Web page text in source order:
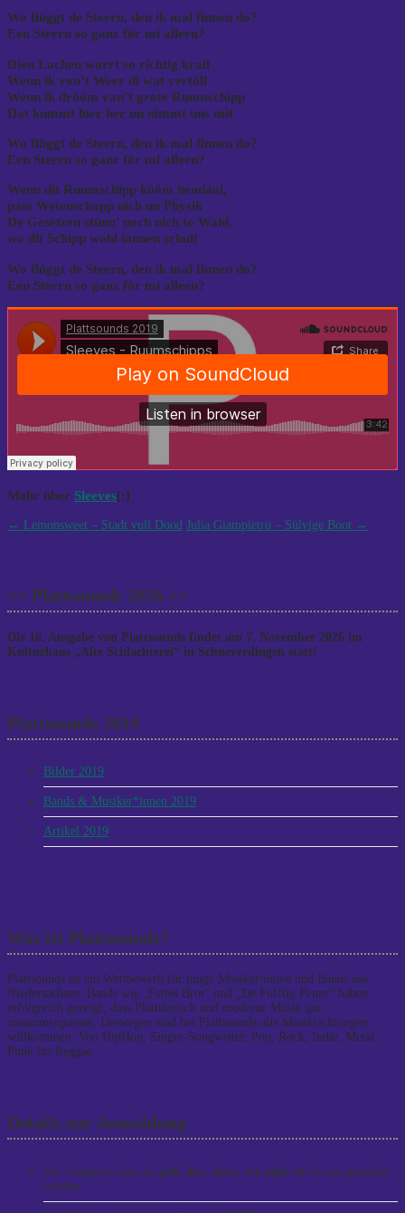
Wo flüggt de Steern, den ik mal finnen do?
Een Steern so ganz för mi alleen?
Dien Lachen worrt so richtig krall
Wenn ik von’t Weer di wat vertöll
Wenn ik drööm van’t grote Ruumschipp
Dat kummt hier her un nimmt uns mit
Wo flüggt de Steern, den ik mal finnen do?
Een Steern so ganz för mi alleen?
Wenn dit Ruumschipp kööm hendaal,
pass Wetenschapp nich un Physik
De Gesetzen stünn’ noch nich to Wahl,
wo dit Schipp wohl lannen schull
Wo flüggt de Steern, den ik mal finnen do?
Een Steern so ganz för mi alleen?
Mehr über Sleeves[:]
Post
← Lemonsweet – Stadt vull Dood Julia Giampietro – Sülvige Boot →
++ Plattsounds 2026 ++
Die 16. Ausgabe von Plattsounds findet am 7. November 2026 im
Kulturhaus „Alte Schlachterei“ in Schneverdingen statt!
Plattsounds 2019
Bilder 2019
Bands & Musiker*innen 2019
Artikel 2019
Was ist Plattsounds?
Plattsounds ist ein Wettbewerb für junge Musiker/innen und Bands aus
Niedersachsen. Bands wie „Fettes Brot“ und „De Fofftig Penns“ haben
erfolgreich gezeigt, dass Plattdeutsch und moderne Musik gut
zusammenpassen. Deswegen sind bei Plattsounds alle Musikrichtungen
willkommen: Von HipHop, Singer-Songwriter, Pop, Rock, Indie, Metal,
Punk bis Reggae.
Details zur Anmeldung
Der Songtext kann als pdf, doc, docx, txt oder rtf an uns gesendet
werden.